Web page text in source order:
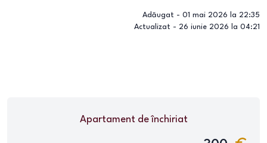
Adăugat - 01 mai 2026 la 22:35
Actualizat - 26 iunie 2026 la 04:21
Apartamentde închiriat